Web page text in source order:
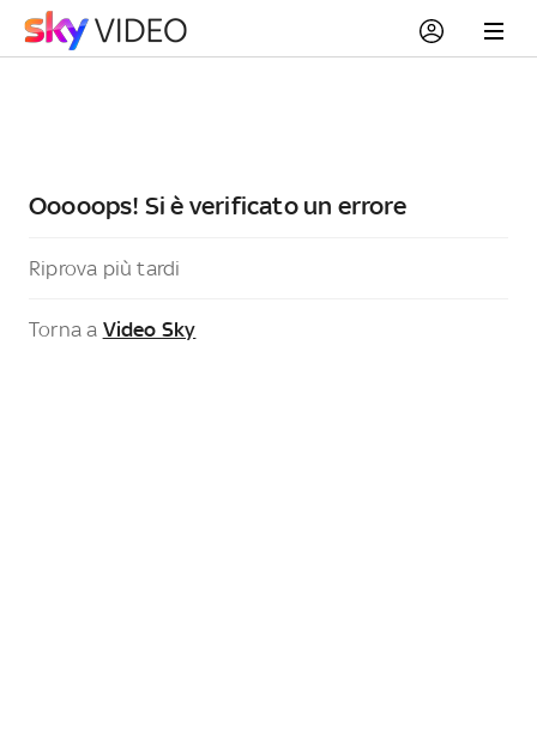
Ooooops! Si è verificato un errore
Riprova più tardi
Torna a Video Sky